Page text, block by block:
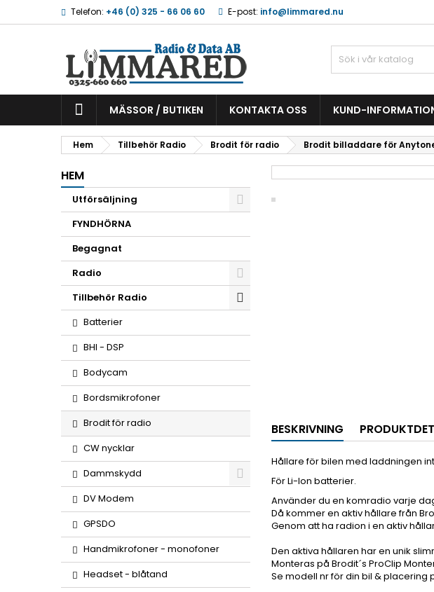
Telefon: +46 (0) 325 - 66 06 60 E-post: info@limmared.nu
MÄSSOR / BUTIKEN KONTAKTA OSS KUND-
Hem Tillbehör Radio Brodit för radio Brodit billaddare för
HEM
Utförsäljning
FYNDHÖRNA
Begagnat
Radio
Tillbehör Radio
Batterier
BHI - DSP
Bodycam
Bordsmikrofoner
Brodit för radio
CW nycklar
Dammskydd
DV Modem
GPSDO
Handmikrofoner - monofoner
Headset - blåtand
BESKRIVNING
Hållare för bilen med laddningen
För Li-Ion batterier.
Använder du en komradio varje
Då kommer en aktiv hållare från
Genom att ha radion i en aktiv
Den aktiva hållaren har en unik
Monteras på Brodit´s ProClip
Se modell nr för din bil & placering